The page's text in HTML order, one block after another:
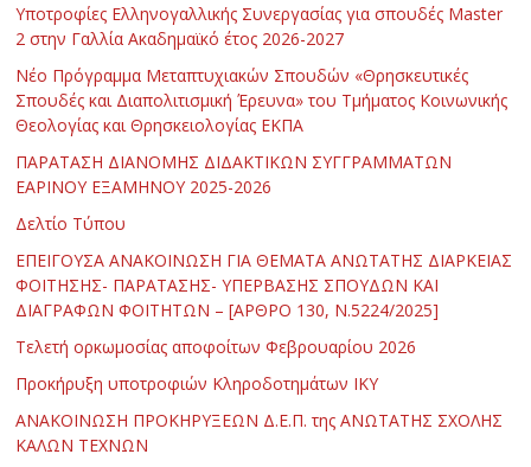
Υποτροφίες Ελληνογαλλικής Συνεργασίας για σπουδές Master
2 στην Γαλλία Ακαδημαϊκό έτος 2026-2027
Νέο Πρόγραμμα Μεταπτυχιακών Σπουδών «Θρησκευτικές
Σπουδές και Διαπολιτισμική Έρευνα» του Τμήματος Κοινωνικής
Θεολογίας και Θρησκειολογίας ΕΚΠΑ
ΠΑΡΑΤΑΣΗ ΔΙΑΝΟΜΗΣ ΔΙΔΑΚΤΙΚΩΝ ΣΥΓΓΡΑΜΜΑΤΩΝ
ΕΑΡΙΝΟΥ ΕΞΑΜΗΝΟΥ 2025-2026
Δελτίο Τύπου
ΕΠΕΙΓΟΥΣΑ ΑΝΑΚΟΙΝΩΣΗ ΓΙΑ ΘΕΜΑΤΑ ΑΝΩΤΑΤΗΣ ΔΙΑΡΚΕΙΑΣ
ΦΟΙΤΗΣΗΣ- ΠΑΡΑΤΑΣΗΣ- ΥΠΕΡΒΑΣΗΣ ΣΠΟΥΔΩΝ ΚΑΙ
ΔΙΑΓΡΑΦΩΝ ΦΟΙΤΗΤΩΝ – [ΑΡΘΡΟ 130, Ν.5224/2025]
Τελετή ορκωμοσίας αποφοίτων Φεβρουαρίου 2026
Προκήρυξη υποτροφιών Κληροδοτημάτων ΙΚΥ
ΑΝΑΚΟΙΝΩΣΗ ΠΡΟΚΗΡΥΞΕΩΝ Δ.Ε.Π. της ΑΝΩΤΑΤΗΣ ΣΧΟΛΗΣ
ΚΑΛΩΝ ΤΕΧΝΩΝ